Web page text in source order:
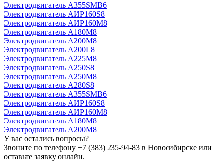
Электродвигатель А355SМВ6
Электродвигатель АИР160S8
Электродвигатель АИР160М8
Электродвигатель А180М8
Электродвигатель А200М8
Электродвигатель А200L8
Электродвигатель А225М8
Электродвигатель А250S8
Электродвигатель А250М8
Электродвигатель А280S8
Электродвигатель А355SМВ6
Электродвигатель АИР160S8
Электродвигатель АИР160М8
Электродвигатель А180М8
Электродвигатель А200М8
У вас остались вопросы?
Звоните по телефону +7 (383) 235-94-83 в Новосибирске или
оставьте заявку онлайн.